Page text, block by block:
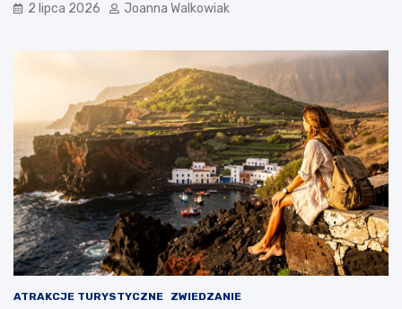
2 lipca 2026 Joanna Walkowiak
ATRAKCJE TURYSTYCZNE ZWIEDZANIE